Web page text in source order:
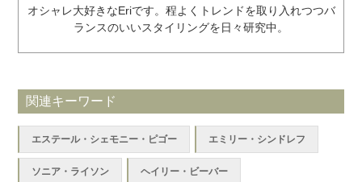
オシャレ大好きなEriです。程よくトレンドを取り入れつつバ
ランスのいいスタイリングを日々研究中。
関連キーワード
エステール・シェモニー・ピゴー エミリー・シンドレフ
ソニア・ライソン ヘイリー・ビーバー